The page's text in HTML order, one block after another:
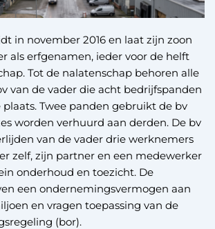
in november 2016 en laat zijn zoon
als erfgenamen, ieder voor de helft
Tot de nalatenschap behoren alle
van de vader die acht bedrijfspanden
Twee panden gebruikt de bv
worden verhuurd aan derden. De bv
van de vader drie werknemers
zelf, zijn partner en een medewerker
onderhoud en toezicht. De
een ondernemingsvermogen aan
en vragen toepassing van de
(bor).